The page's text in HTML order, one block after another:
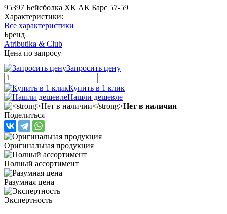
95397 Бейсболка ХК АК Барс 57-59
Характеристики:
Все характеристики
Бренд
Atributika & Club
Цена по запросу
Запросить цену
Купить в 1 клик
Нашли дешевле
Нет в наличии
Поделиться
Оригинальная продукция
Полный ассортимент
Разумная цена
Экспертность